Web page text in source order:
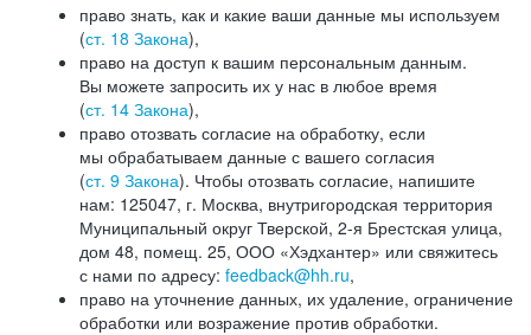
право знать, как и какие ваши данные мы используем
(ст. 18 Закона),
право на доступ к вашим персональным данным.
Вы можете запросить их у нас в любое время
(ст. 14 Закона),
право отозвать согласие на обработку, если
мы обрабатываем данные с вашего согласия
(ст. 9 Закона). Чтобы отозвать согласие, напишите
нам: 125047, г. Москва, внутригородская территория
Муниципальный округ Тверской, 2-я Брестская улица,
дом 48, помещ. 25, ООО «Хэдхантер» или свяжитесь
с нами по адресу: feedback@hh.ru,
право на уточнение данных, их удаление, ограничение
обработки или возражение против обработки.